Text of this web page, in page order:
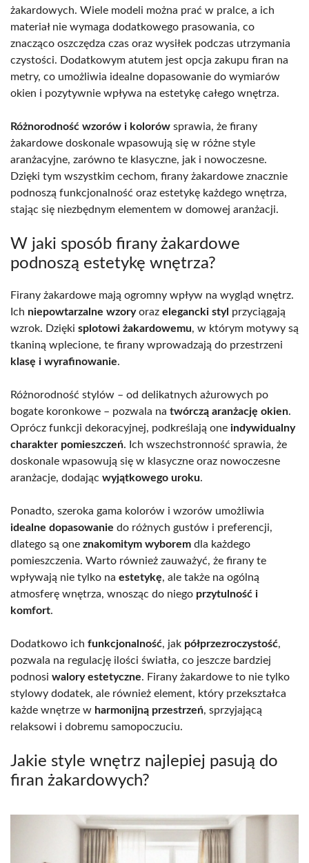
żakardowych. Wiele modeli można prać w pralce, a ich
materiał nie wymaga dodatkowego prasowania, co
znacząco oszczędza czas oraz wysiłek podczas utrzymania
czystości. Dodatkowym atutem jest opcja zakupu firan na
metry, co umożliwia idealne dopasowanie do wymiarów
okien i pozytywnie wpływa na estetykę całego wnętrza.
Różnorodność wzorów i kolorów sprawia, że firany
żakardowe doskonale wpasowują się w różne style
aranżacyjne, zarówno te klasyczne, jak i nowoczesne.
Dzięki tym wszystkim cechom, firany żakardowe znacznie
podnoszą funkcjonalność oraz estetykę każdego wnętrza,
stając się niezbędnym elementem w domowej aranżacji.
W jaki sposób firany żakardowe
podnoszą estetykę wnętrza?
Firany żakardowe mają ogromny wpływ na wygląd wnętrz.
Ich niepowtarzalne wzoryoraz elegancki styl przyciągają
wzrok. Dzięki splotowi żakardowemu, w którym motywy są
tkaniną wplecione, te firany wprowadzają do przestrzeni
klasę i wyrafinowanie.
Różnorodność stylów – od delikatnych ażurowych po
bogate koronkowe – pozwala na twórczą aranżację okien.
Oprócz funkcji dekoracyjnej, podkreślają one indywidualny
charakter pomieszczeń. Ich wszechstronność sprawia, że
doskonale wpasowują się w klasyczne oraz nowoczesne
aranżacje, dodając wyjątkowego uroku.
Ponadto, szeroka gama kolorów i wzorów umożliwia
idealne dopasowanie do różnych gustów i preferencji,
dlatego są one znakomitym wyborem dla każdego
pomieszczenia. Warto również zauważyć, że firany te
wpływają nie tylko na estetykę, ale także na ogólną
atmosferę wnętrza, wnosząc do niego przytulność i
komfort.
Dodatkowo ich funkcjonalność, jak półprzezroczystość,
pozwala na regulację ilości światła, co jeszcze bardziej
podnosi walory estetyczne. Firany żakardowe to nie tylko
stylowy dodatek, ale również element, który przekształca
każde wnętrze w harmonijną przestrzeń, sprzyjającą
relaksowi i dobremu samopoczuciu.
Jakie style wnętrz najlepiej pasują do
firan żakardowych?